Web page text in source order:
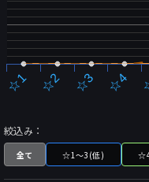
☆1 ☆2 ☆3 ☆4
絞込み：
全て ☆1～3(低)